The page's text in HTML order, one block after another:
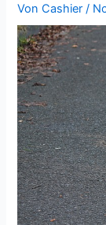
VonCashier/